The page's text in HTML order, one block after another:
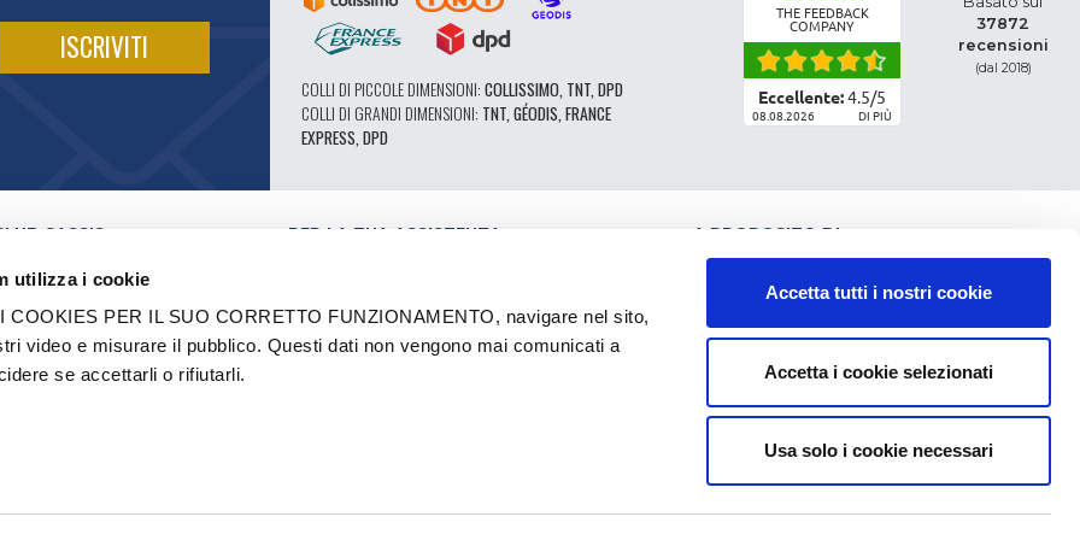
utilizza i cookie
COOKIES PER IL SUO CORRETTO FUNZIONAMENTO, navigare nel sito,
video e misurare il pubblico. Questi dati non vengono mai comunicati a
se accettarli o rifiutarli.
Accetta tutti i nostri cookie
Accetta i cookie selezionati
Usa solo i cookie necessari
COLLI DI PICCOLE DIMENSIONI: COLLISSIMO, TNT, DPD
COLLI DI GRANDI DIMENSIONI: TNT, GÉODIS, FRANCE
EXPRESS, DPD
THE FEEDBACK
COMPANY
Eccellente:4.5/5
08.08.2026 DI PIÙ
37872
recensioni
(dal 2018)
CASSIS
VIDEO
AUTORIZZATI
MARCHI
PER LA TUA ASSISTENZA
CATALOGO
FORUM TECNICO DI ESPERTI
RICAMBI 602 - ALTE PRESTAZIONI
A PROPOSITO DI
CLASSIFICAZIONE DEI RICAMBI
CONDIZIONI GENERALI DI VENDITA
NOTE LEGALI
DATI PERSONALI E COOKIE
SPESE DI CONSEGNA
PAGAMENTO